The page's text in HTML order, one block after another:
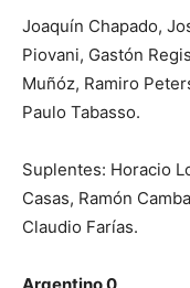
Joaquín Chapado,
Piovani, Gastón
Muñóz, Ramiro
Paulo Tabasso.
Suplentes: Horacio
Casas, Ramón
Claudio Farías.